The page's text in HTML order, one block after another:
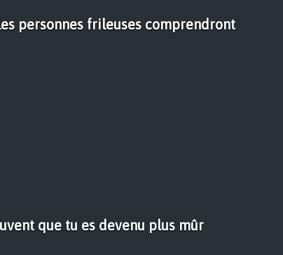
personnes frileuses comprendront
que tu es devenu plus mûr